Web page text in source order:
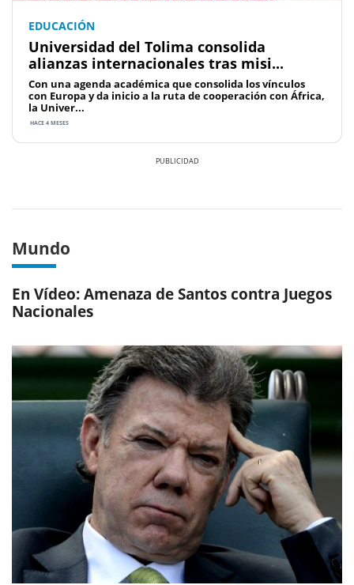
EDUCACIÓN
Universidad del Tolima consolida
alianzas internacionales tras misi...
Con una agenda académica que consolida los vínculos
con Europa y da inicio a la ruta de cooperación con África,
la Univer...
HACE 4 MESES
Mundo
En Vídeo: Amenaza de Santos contra Juegos
Nacionales